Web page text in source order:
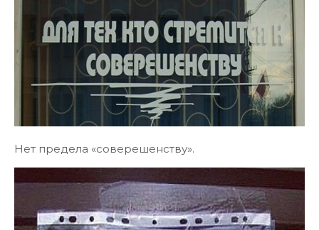
Нет предела «соверешенству».